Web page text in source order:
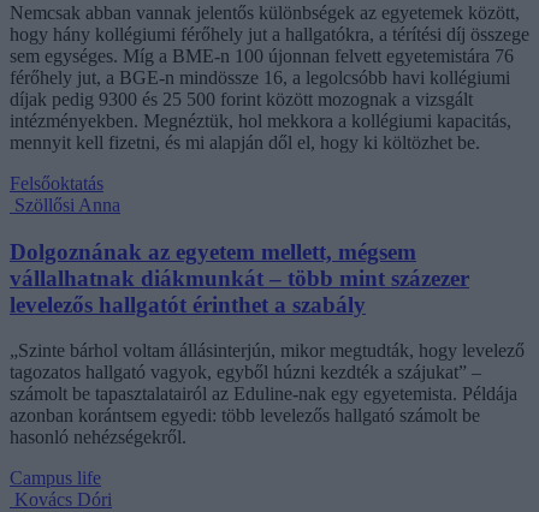
Nemcsak abban vannak jelentős különbségek az egyetemek között,
hogy hány kollégiumi férőhely jut a hallgatókra, a térítési díj összege
sem egységes. Míg a BME-n 100 újonnan felvett egyetemistára 76
férőhely jut, a BGE-n mindössze 16, a legolcsóbb havi kollégiumi
díjak pedig 9300 és 25 500 forint között mozognak a vizsgált
intézményekben. Megnéztük, hol mekkora a kollégiumi kapacitás,
mennyit kell fizetni, és mi alapján dől el, hogy ki költözhet be.
Felsőoktatás
Szöllősi Anna
Dolgoznának az egyetem mellett, mégsem
vállalhatnak diákmunkát – több mint százezer
levelezős hallgatót érinthet a szabály
„Szinte bárhol voltam állásinterjún, mikor megtudták, hogy levelező
tagozatos hallgató vagyok, egyből húzni kezdték a szájukat” –
számolt be tapasztalatairól az Eduline-nak egy egyetemista. Példája
azonban korántsem egyedi: több levelezős hallgató számolt be
hasonló nehézségekről.
Campus life
Kovács Dóri